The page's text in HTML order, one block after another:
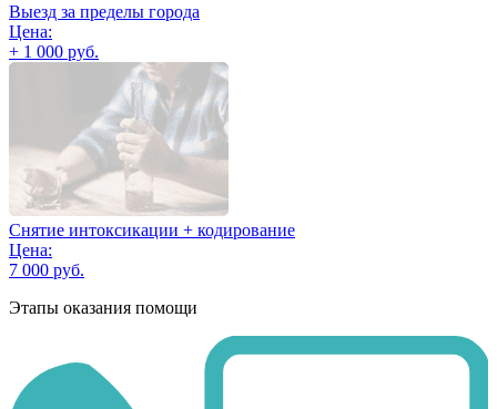
Выезд за пределы города
Цена:
+ 1 000 руб.
Снятие интоксикации + кодирование
Цена:
7 000 руб.
Этапы оказания помощи